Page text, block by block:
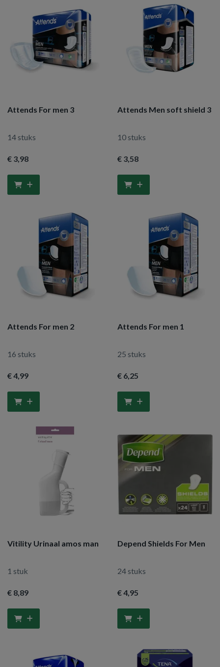
Attends For men 3
14 stuks
€ 3,98
Attends Men soft shield 3
10 stuks
€ 3,58
Attends For men 2
16 stuks
€ 4,99
Attends For men 1
25 stuks
€ 6,25
Vitility Urinaal amos man
1 stuk
€ 8,89
Depend Shields For Men
24 stuks
€ 4,95